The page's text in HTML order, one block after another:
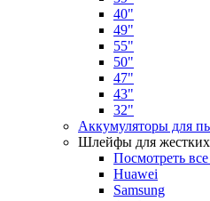
40"
49"
55"
50"
47"
43"
32"
Аккумуляторы для
Шлейфы для жестких
Посмотреть
Huawei
Samsung